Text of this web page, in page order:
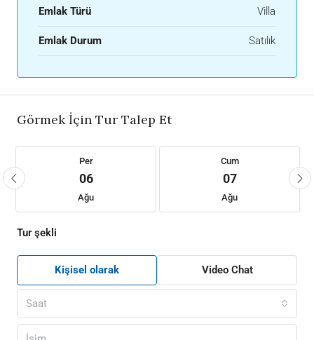
Emlak Türü Villa
Emlak Durum Satılık
Görmek İçin Tur Talep Et
Per
06
Ağu
Cum
07
Ağu
Tur şekli
Kişisel olarak Video Chat
Saat